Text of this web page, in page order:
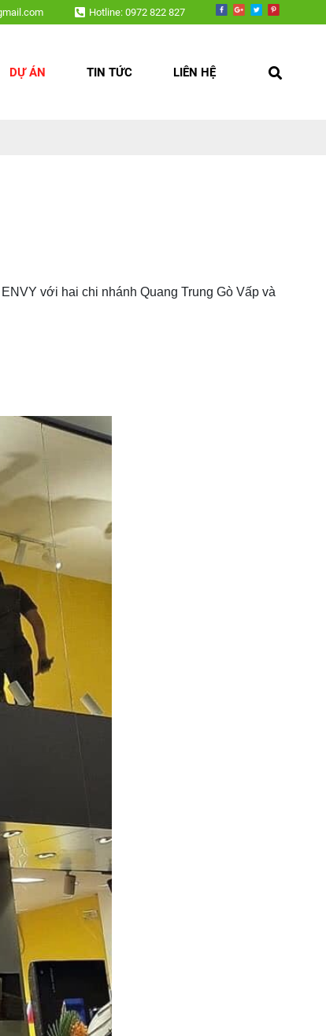
Hotline: 0972 822 827
DỰ ÁN TIN TỨC LIÊN HỆ
với hai chi nhánh Quang Trung Gò Vấp và